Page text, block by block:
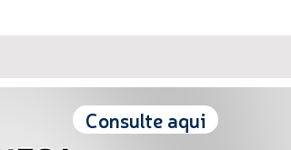
Consulte aqui